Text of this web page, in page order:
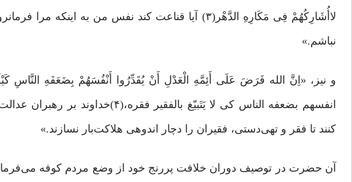
لاأُشَارِکُهُمْ فِی مَکَارِهِ الدَّهْر(۳) آیا قناعت کند نفس من به
نباشم.»
و نیز، «اِنَّ الله فَرَضَ عَلَى أَئِمَّهِ الْعَدْلِ أَنْ یُقَدِّرُوا أَنْفُسَهُمْ بِضَعَفَهِ النَّاسِ
انفسهم بضعفه الناس کی لا یَتَبیّغ
کنند تا فقر و تهی‌دستی، فقیران را دچار اندوهی هلاکت‌بار نسازند.»
آن حضرت در توصیف دوران خلافت پررنج خود از وضع مردم کوفه می‌فرماید: